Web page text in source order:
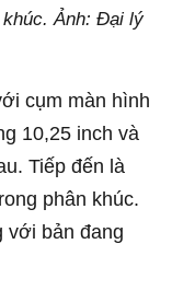
Ảnh: Đại lý
cụm màn hình
10,25 inch và
Tiếp đến là
phân khúc.
với bản đang